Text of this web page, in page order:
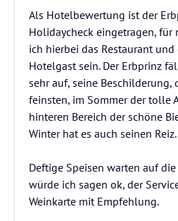
Als Hotelbewertung ist der
Holidaycheck eingetragen, für
ich hierbei das Restaurant
Hotelgast sein. Der Erbprinz
sehr auf, seine Beschilderung,
feinsten, im Sommer der tolle
hinteren Bereich der schöne
Winter hat es auch seinen Reiz.
Deftige Speisen warten auf
würde ich sagen ok, der
Weinkarte mit Empfehlung.